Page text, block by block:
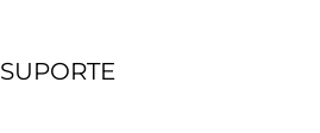
SUPORTE